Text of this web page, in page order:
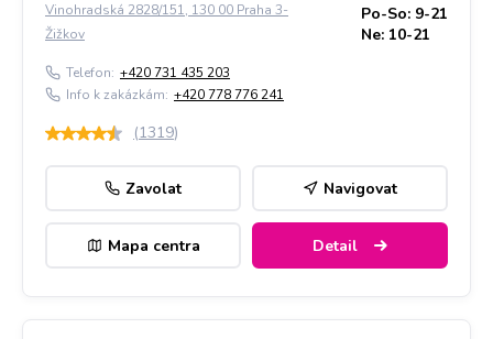
Vinohradská 2828/151, 130 00 Praha 3-
Žižkov
Po-So: 9-21
Ne: 10-21
Telefon: +420 731 435 203
Info k zakázkám: +420 778 776 241
(1319)
Zavolat Navigovat
Mapa centra Detail